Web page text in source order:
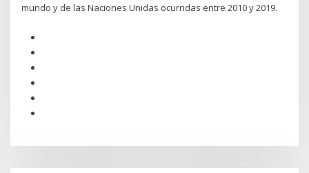
mundo y de las Naciones Unidas ocurridas entre 2010 y 2019.